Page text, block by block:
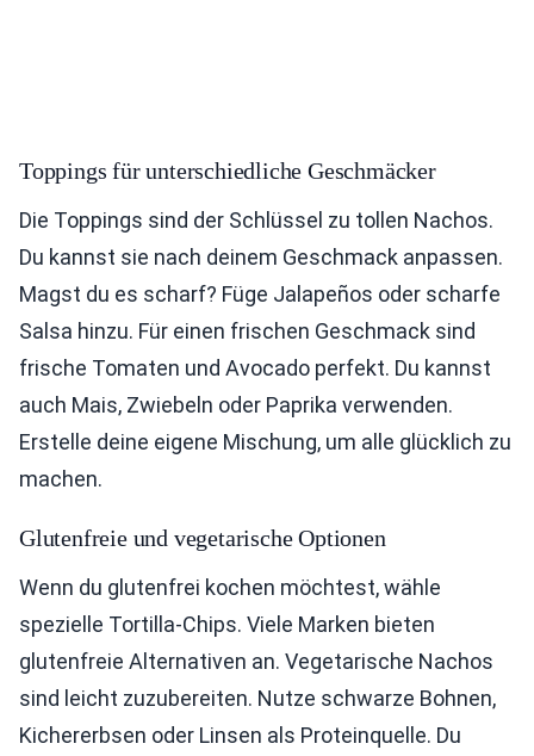
Toppings für unterschiedliche Geschmäcker
Die Toppings sind der Schlüssel zu tollen Nachos.
Du kannst sie nach deinem Geschmack anpassen.
Magst du es scharf? Füge Jalapeños oder scharfe
Salsa hinzu. Für einen frischen Geschmack sind
frische Tomaten und Avocado perfekt. Du kannst
auch Mais, Zwiebeln oder Paprika verwenden.
Erstelle deine eigene Mischung, um alle glücklich zu
machen.
Glutenfreie und vegetarische Optionen
Wenn du glutenfrei kochen möchtest, wähle
spezielle Tortilla-Chips. Viele Marken bieten
glutenfreie Alternativen an. Vegetarische Nachos
sind leicht zuzubereiten. Nutze schwarze Bohnen,
Kichererbsen oder Linsen als Proteinquelle. Du